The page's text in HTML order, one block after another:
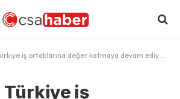
iş ortaklarına değer katmaya devam ediyor
Türkiye iş